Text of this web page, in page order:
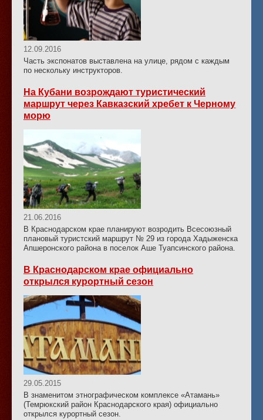
12.09.2016
Часть экспонатов выставлена на улице, рядом с каждым
по нескольку инструкторов.
На Кубани возрождают туристический
маршрут через Кавказский хребет к Черному
морю
21.06.2016
В Краснодарском крае планируют возродить Всесоюзный
плановый туристский маршрут № 29 из города Хадыженска
Апшеронского района в поселок Аше Туапсинского района.
В Краснодарском крае официально
открылся курортный сезон
29.05.2015
В знаменитом этнографическом комплексе «Атамань»
(Темрюкский район Краснодарского края) официально
открылся курортный сезон.